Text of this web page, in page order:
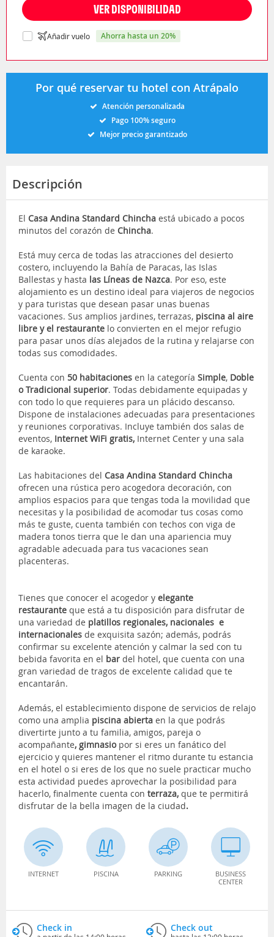
VER DISPONIBILIDAD
Añadir vuelo ahorra hasta un 20%
Por qué reservar tu hotel con Atrápalo
Atención personalizada
Pago 100% seguro
Mejor precio garantizado
Descripción
El Casa Andina Standard Chincha está ubicado a pocos
minutos del corazón de Chincha.
Está muy cerca de todas las atracciones del desierto
costero, incluyendo la Bahía de Paracas, las Islas
Ballestas y hasta las Líneas de Nazca. Por eso, este
alojamiento es un destino ideal para viajeros de negocios
y para turistas que desean pasar unas buenas
vacaciones. Sus amplios jardines, terrazas, piscina al aire
libre y el restaurante lo convierten en el mejor refugio
para pasar unos días alejados de la rutina y relajarse con
todas sus comodidades.
Cuenta con 50 habitaciones en la categoría Simple, Doble
o Tradicional superior. Todas debidamente equipadas y
con todo lo que requieres para un plácido descanso.
Dispone de instalaciones adecuadas para presentaciones
y reuniones corporativas. Incluye también dos salas de
eventos, Internet WiFi gratis, Internet Center y una sala
de karaoke.
Las habitaciones del Casa Andina Standard Chincha
ofrecen una rústica pero acogedora decoración, con
amplios espacios para que tengas toda la movilidad que
necesitas y la posibilidad de acomodar tus cosas como
más te guste, cuenta también con techos con viga de
madera tonos tierra que le dan una apariencia muy
agradable adecuada para tus vacaciones sean
placenteras.
Tienes que conocer el acogedor y elegante
restaurante que está a tu disposición para disfrutar de
una variedad de platillos regionales, nacionales e
internacionales de exquisita sazón; además, podrás
confirmar su excelente atención y calmar la sed con tu
bebida favorita en el bar del hotel, que cuenta con una
gran variedad de tragos de excelente calidad que te
encantarán.
Además, el establecimiento dispone de servicios de relajo
como una amplia piscina abierta en la que podrás
divertirte junto a tu familia, amigos, pareja o
acompañante, gimnasio por si eres un fanático del
ejercicio y quieres mantener el ritmo durante tu estancia
en el hotel o si eres de los que no suele practicar mucho
esta actividad puedes aprovechar la posibilidad para
hacerlo, finalmente cuenta con terraza, que te permitirá
disfrutar de la bella imagen de la ciudad.
INTERNET PISCINA PARKING
BUSINESS
CENTER
Check in Check out